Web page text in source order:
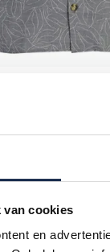
van cookies
en